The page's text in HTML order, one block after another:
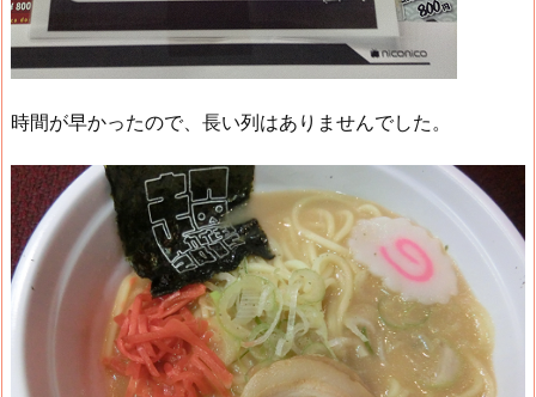
時間が早かったので、長い列はありませんでした。